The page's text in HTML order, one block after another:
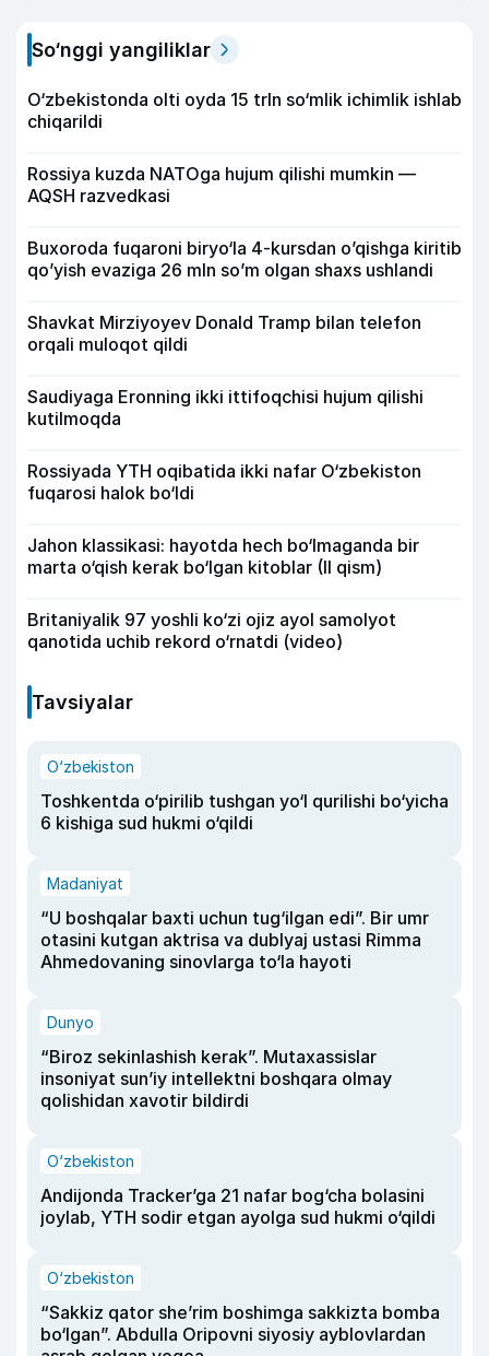
So‘nggi yangiliklar
O‘zbekistonda olti oyda 15 trln so‘mlik ichimlik ishlab
chiqarildi
Rossiya kuzda NATOga hujum qilishi mumkin —
AQSH razvedkasi
Buxoroda fuqaroni biryo‘la 4-kursdan o’qishga kiritib
qo’yish evaziga 26 mln so’m olgan shaxs ushlandi
Shavkat Mirziyoyev Donald Tramp bilan telefon
orqali muloqot qildi
Saudiyaga Eronning ikki ittifoqchisi hujum qilishi
kutilmoqda
Rossiyada YTH oqibatida ikki nafar O‘zbekiston
fuqarosi halok bo‘ldi
Jahon klassikasi: hayotda hech bo‘lmaganda bir
marta o‘qish kerak bo‘lgan kitoblar (II qism)
Britaniyalik 97 yoshli ko‘zi ojiz ayol samolyot
qanotida uchib rekord o‘rnatdi (video)
Tavsiyalar
O‘zbekiston
Toshkentda o‘pirilib tushgan yo‘l qurilishi bo‘yicha
6 kishiga sud hukmi o‘qildi
Madaniyat
“U boshqalar baxti uchun tug‘ilgan edi”. Bir umr
otasini kutgan aktrisa va dublyaj ustasi Rimma
Ahmedovaning sinovlarga to‘la hayoti
Dunyo
“Biroz sekinlashish kerak”. Mutaxassislar
insoniyat sun’iy intellektni boshqara olmay
qolishidan xavotir bildirdi
O‘zbekiston
Andijonda Tracker’ga 21 nafar bog‘cha bolasini
joylab, YTH sodir etgan ayolga sud hukmi o‘qildi
O‘zbekiston
“Sakkiz qator she’rim boshimga sakkizta bomba
bo‘lgan”. Abdulla Oripovni siyosiy ayblovlardan